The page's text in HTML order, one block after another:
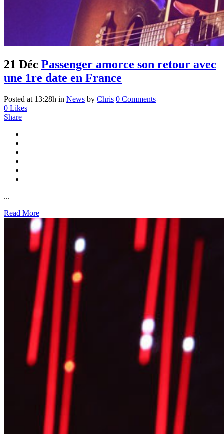
21 Déc Passenger amorce son retour avec
une 1re date en France
Posted at 13:28h in News by Chris 0 Comments
0 Likes
Share
...
Read More